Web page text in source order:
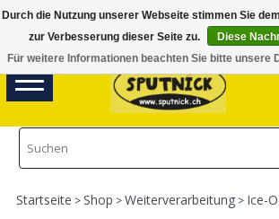
Di-Fr 11.00 - 18.30, Sa
Toggle
navigation
Startseite >Shop >Weiterverarbeitung > Ice-
Durch die Nutzung unserer Webseite stimmen Sie
zur Verbesserung dieser Seite zu.
Diese
Für weitere Informationen beachten Sie bitte unsere